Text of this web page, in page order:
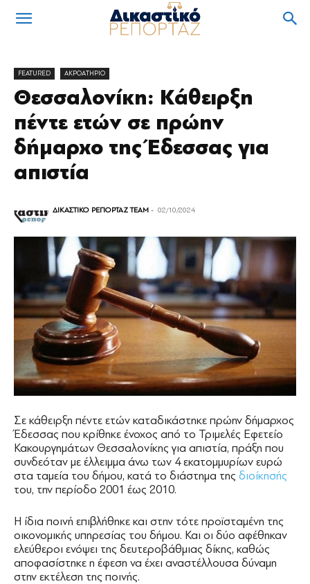
FEATURED ΑΚΡΟΑΤΗΡΙΟ
Θεσσαλονίκη: Κάθειρξη
πέντε ετών σε πρώην
δήμαρχο της Έδεσσας για
απιστία
ΔΙΚΑΣΤΙΚΟ ΡΕΠΟΡΤΑΖ TEAM - 02/10/2024
Σε κάθειρξη πέντε ετών καταδικάστηκε πρώην δήμαρχος
Έδεσσας που κρίθηκε ένοχος από το Τριμελές Εφετείο
Κακουργημάτων Θεσσαλονίκης για απιστία, πράξη που
συνδεόταν με έλλειμμα άνω των 4 εκατομμυρίων ευρώ
στα ταμεία του δήμου, κατά το διάστημα της διοίκησής
του, την περίοδο 2001 έως 2010.
Η ίδια ποινή επιβλήθηκε και στην τότε προϊσταμένη της
οικονομικής υπηρεσίας του δήμου. Και οι δύο αφέθηκαν
ελεύθεροι ενόψει της δευτεροβάθμιας δίκης, καθώς
αποφασίστηκε η έφεση να έχει αναστέλλουσα δύναμη
στην εκτέλεση της ποινής.